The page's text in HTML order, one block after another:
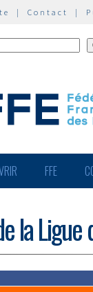
| Contact |
FFE
la Ligue